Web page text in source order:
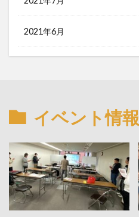
2021年6月
イベント情報